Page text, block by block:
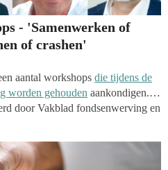
- 'Samenwerken of
of crashen'
aantal workshops die tijdens de
worden gehouden aankondigen.
door Vakblad fondsenwerving en
stelt volgen.